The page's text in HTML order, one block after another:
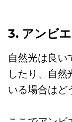
3. アンビ
自然光は良い
したり、自然
いる場合はど